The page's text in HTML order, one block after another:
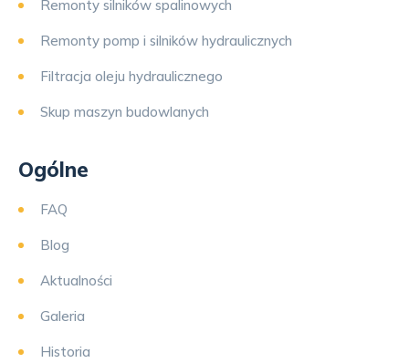
Remonty silników spalinowych
Remonty pomp i silników hydraulicznych
Filtracja oleju hydraulicznego
Skup maszyn budowlanych
Ogólne
FAQ
Blog
Aktualności
Galeria
Historia